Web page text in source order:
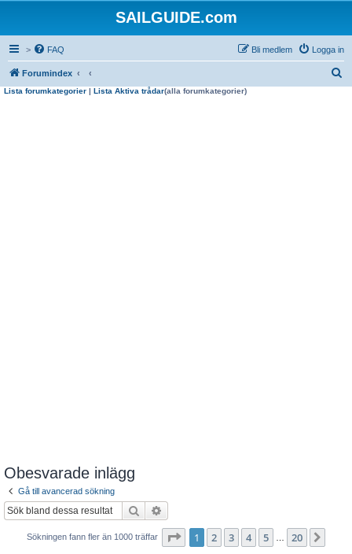
SAILGUIDE.com
> FAQ Logga in
Bli medlem
Forumindex
Lista forumkategorier | Lista Aktiva trådar(alla forumkategorier)
Obesvarade inlägg
Gå till avancerad sökning
Sök
Sökningen fann fler än 1000 träffar Sida av 20
1 2 3 4 5 20